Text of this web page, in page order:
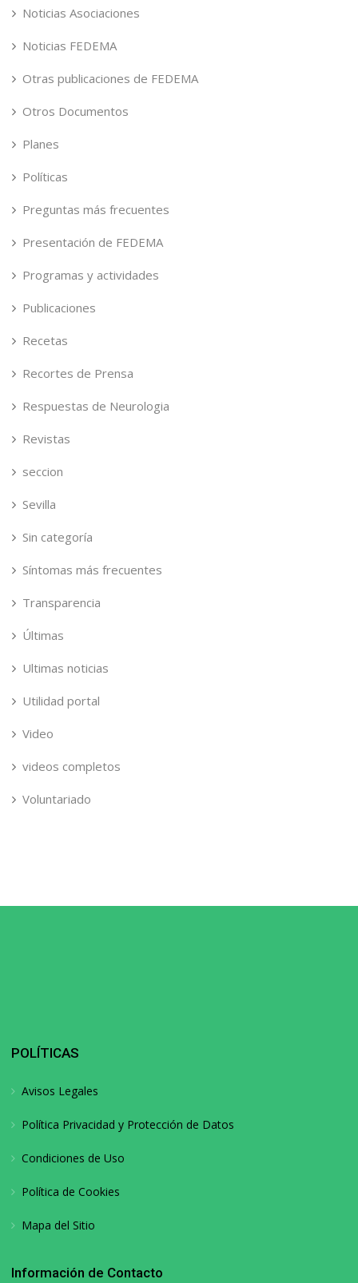
Noticias Asociaciones
Noticias FEDEMA
Otras publicaciones de FEDEMA
Otros Documentos
Planes
Políticas
Preguntas más frecuentes
Presentación de FEDEMA
Programas y actividades
Publicaciones
Recetas
Recortes de Prensa
Respuestas de Neurologia
Revistas
seccion
Sevilla
Sin categoría
Síntomas más frecuentes
Transparencia
Últimas
Ultimas noticias
Utilidad portal
Video
videos completos
Voluntariado
POLÍTICAS
Avisos Legales
Política Privacidad y Protección de Datos
Condiciones de Uso
Política de Cookies
Mapa del Sitio
Información de Contacto